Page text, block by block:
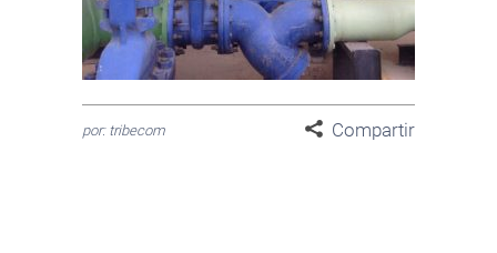
por: tribecom Compartir